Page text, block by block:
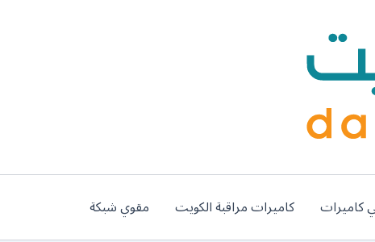
كاميرات كاميرات مراقبة الكويت مقوي شبكة